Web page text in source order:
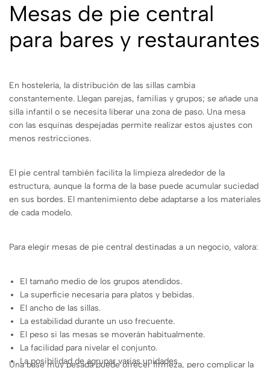
Mesas de pie central
para bares y restaurantes
En hostelería, la distribución de las sillas cambia
constantemente. Llegan parejas, familias y grupos; se añade una
silla infantil o se necesita liberar una zona de paso. Una mesa
con las esquinas despejadas permite realizar estos ajustes con
menos restricciones.
El pie central también facilita la limpieza alrededor de la
estructura, aunque la forma de la base puede acumular suciedad
en sus bordes. El mantenimiento debe adaptarse a los materiales
de cada modelo.
Para elegir mesas de pie central destinadas a un negocio, valora:
El tamaño medio de los grupos atendidos.
La superficie necesaria para platos y bebidas.
El ancho de las sillas.
La estabilidad durante un uso frecuente.
El peso si las mesas se moverán habitualmente.
La facilidad para nivelar el conjunto.
La posibilidad de agrupar varias unidades.
Una base muy pesada puede ofrecer firmeza, pero complicar la